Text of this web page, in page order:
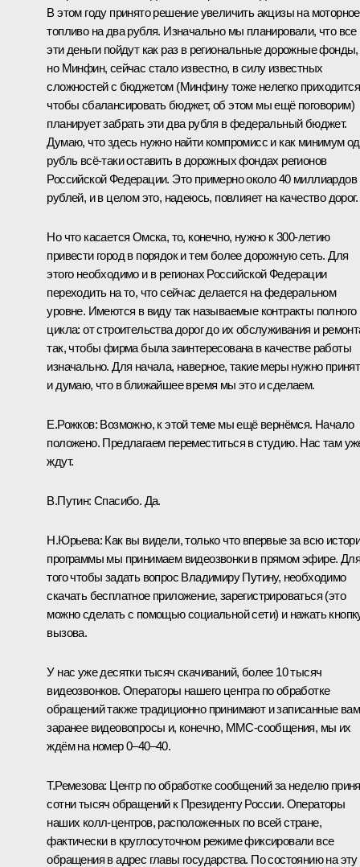
В этом году принято решение увеличить акцизы на моторное
топливо на два рубля. Изначально мы планировали, что все
эти деньги пойдут как раз в региональные дорожные фонды,
но Минфин, сейчас стало известно, в силу известных
сложностей с бюджетом (Минфину тоже нелегко
чтобы сбалансировать бюджет, об этом мы ещё поговорим)
планирует забрать эти два рубля в федеральный бюджет.
Думаю, что здесь нужно найти компромисс и как минимум
рубль всё‑таки оставить в дорожных фондах регионов
Российской Федерации. Это примерно около 40 миллиардов
рублей, и в целом это, надеюсь, повлияет на качество дорог.
Но что касается Омска, то, конечно, нужно к 300-летию
привести город в порядок и тем более дорожную сеть. Для
этого необходимо и в регионах Российской Федерации
переходить на то, что сейчас делается на федеральном
уровне. Имеются в виду так называемые контракты полного
цикла: от строительства дорог до их обслуживания и
так, чтобы фирма была заинтересована в качестве работы
изначально. Для начала, наверное, такие меры нужно
и думаю, что в ближайшее время мы это и сделаем.
Е.Рожков: Возможно, к этой теме мы ещё вернёмся. Начало
положено. Предлагаем переместиться в студию. Нас там
ждут.
В.Путин: Спасибо. Да.
Н.Юрьева: Как вы видели, только что впервые за всю
программы мы принимаем видеозвонки в прямом эфире. Для
того чтобы задать вопрос Владимиру Путину, необходимо
скачать бесплатное приложение, зарегистрироваться (это
можно сделать с помощью социальной сети) и нажать
вызова.
У нас уже десятки тысяч скачиваний, более 10 тысяч
видеозвонков. Операторы нашего центра по обработке
обращений также традиционно принимают и записанные
заранее видеовопросы и, конечно, ММС-сообщения, мы их
ждём на номер 0–40–40.
Т.Ремезова: Центр по обработке сообщений за неделю
сотни тысяч обращений к Президенту России. Операторы
наших колл-центров, расположенных по всей стране,
фактически в круглосуточном режиме фиксировали все
обращения в адрес главы государства. По состоянию на эту